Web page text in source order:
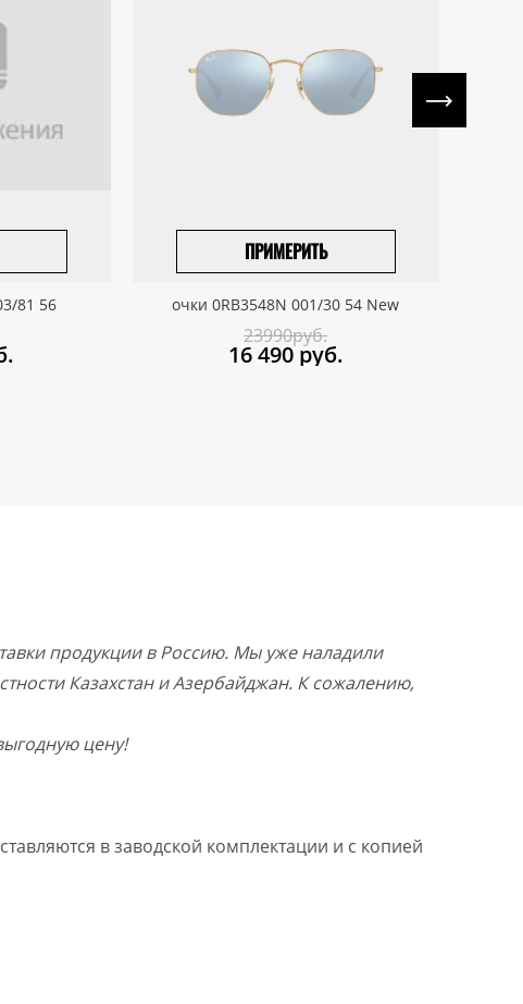
81 56
ПРИМЕРИТЬ
ПРИВЕЗТИ ПОД ЗАКАЗ
очки 0RB3548N 001/30 54 New
23990руб.
16 490 руб.
продукции в Россию. Мы уже наладили
Казахстан и Азербайджан. К сожалению,
цену!
в заводской комплектации и с копией